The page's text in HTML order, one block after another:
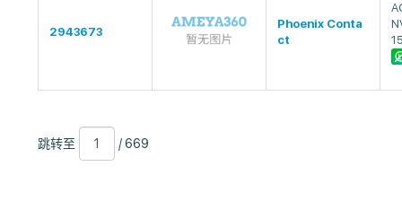
2943673
Phoenix Conta
ct
跳
转
跳转至
669
/ 669